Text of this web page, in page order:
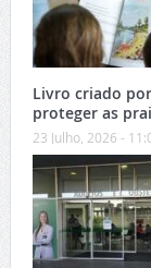
Livro criado
proteger as
23 Julho, 2026 -